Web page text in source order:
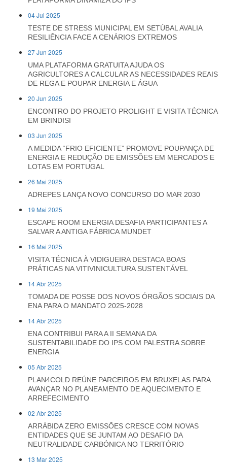
04 Jul 2025
TESTE DE STRESS MUNICIPAL EM SETÚBAL AVALIA
RESILIÊNCIA FACE A CENÁRIOS EXTREMOS
27 Jun 2025
UMA PLATAFORMA GRATUITA AJUDA OS
AGRICULTORES A CALCULAR AS NECESSIDADES REAIS
DE REGA E POUPAR ENERGIA E ÁGUA
20 Jun 2025
ENCONTRO DO PROJETO PROLIGHT E VISITA TÉCNICA
EM BRINDISI
03 Jun 2025
A MEDIDA “FRIO EFICIENTE” PROMOVE POUPANÇA DE
ENERGIA E REDUÇÃO DE EMISSÕES EM MERCADOS E
LOTAS EM PORTUGAL
26 Mai 2025
ADREPES LANÇA NOVO CONCURSO DO MAR 2030
19 Mai 2025
ESCAPE ROOM ENERGIA DESAFIA PARTICIPANTES A
SALVAR A ANTIGA FÁBRICA MUNDET
16 Mai 2025
VISITA TÉCNICA À VIDIGUEIRA DESTACA BOAS
PRÁTICAS NA VITIVINICULTURA SUSTENTÁVEL
14 Abr 2025
TOMADA DE POSSE DOS NOVOS ÓRGÃOS SOCIAIS DA
ENA PARA O MANDATO 2025-2028
14 Abr 2025
ENA CONTRIBUI PARA A II SEMANA DA
SUSTENTABILIDADE DO IPS COM PALESTRA SOBRE
ENERGIA
05 Abr 2025
PLAN4COLD REÚNE PARCEIROS EM BRUXELAS PARA
AVANÇAR NO PLANEAMENTO DE AQUECIMENTO E
ARREFECIMENTO
02 Abr 2025
ARRÁBIDA ZERO EMISSÕES CRESCE COM NOVAS
ENTIDADES QUE SE JUNTAM AO DESAFIO DA
NEUTRALIDADE CARBÓNICA NO TERRITÓRIO
13 Mar 2025